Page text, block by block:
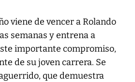
viene de vencer a Rolando
semanas y entrena a
importante compromiso,
de su joven carrera. Se
que demuestra